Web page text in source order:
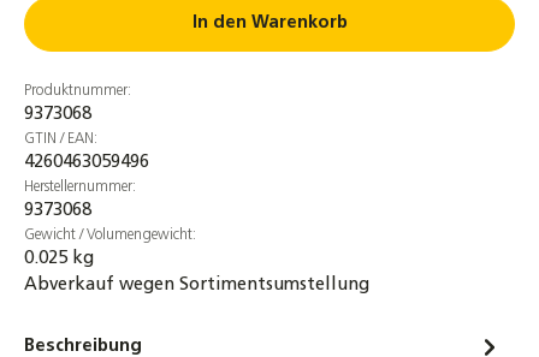
In den Warenkorb
Produktnummer:
9373068
GTIN / EAN:
4260463059496
Herstellernummer:
9373068
Gewicht / Volumengewicht:
0.025 kg
Abverkauf wegen Sortimentsumstellung
Beschreibung